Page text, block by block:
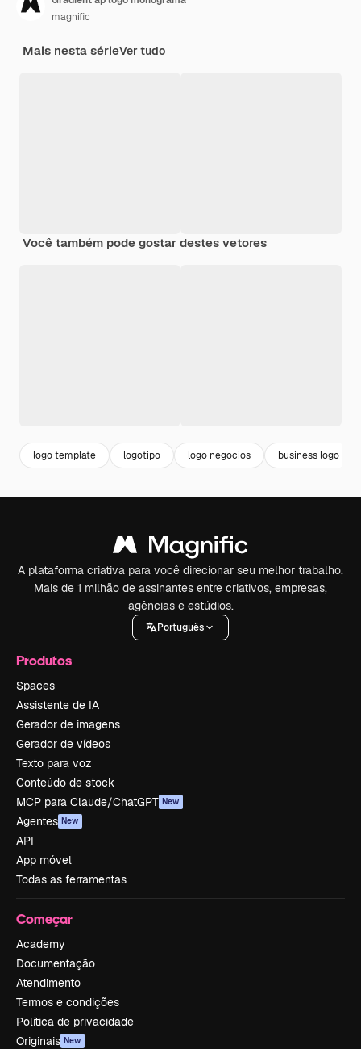
magnific
Mais nesta sérieVer tudo
Você também pode gostar destes vetores
logo template logotipo logo negocios business logo
A plataforma criativa para você direcionar seu melhor trabalho.
Mais de 1 milhão de assinantes entre criativos, empresas,
agências e estúdios.
Português
Produtos
Spaces
Assistente de IA
Gerador de imagens
Gerador de vídeos
Texto para voz
Conteúdo de stock
MCP para Claude/ChatGPT New
Agentes New
API
App móvel
Todas as ferramentas
Começar
Academy
Documentação
Atendimento
Termos e condições
Política de privacidade
Originais New